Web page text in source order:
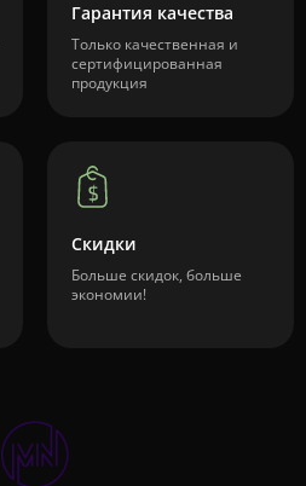
Гарантия качества
Только качественная и
сертифицированная
продукция
Скидки
Больше скидок, больше
экономии!